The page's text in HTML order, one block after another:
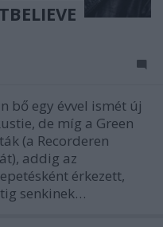
bő egy évvel ismét új
de míg a Green
(a Recorderen
addig az
érkezett,
senkinek…